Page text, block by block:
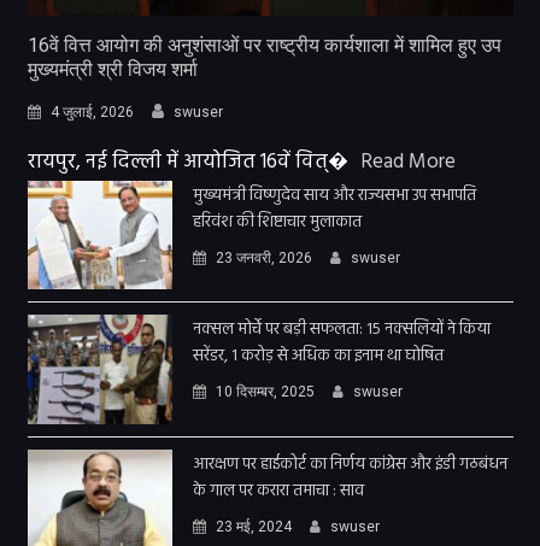
16वें वित्त आयोग की अनुशंसाओं पर राष्ट्रीय कार्यशाला में शामिल हुए उप
मुख्यमंत्री श्री विजय शर्मा
4 जुलाई, 2026 swuser
रायपुर, नई दिल्ली में आयोजित 16वें वित्� Read More
मुख्यमंत्री विष्णुदेव साय और राज्यसभा उप सभापति
हरिवंश की शिष्टाचार मुलाकात
23 जनवरी, 2026 swuser
नक्सल मोर्चे पर बड़ी सफलता: 15 नक्सलियों ने किया
सरेंडर, 1 करोड़ से अधिक का इनाम था घोषित
10 दिसम्बर, 2025 swuser
आरक्षण पर हाईकोर्ट का निर्णय कांग्रेस और इंडी गठबंधन
के गाल पर करारा तमाचा : साव
23 मई, 2024 swuser